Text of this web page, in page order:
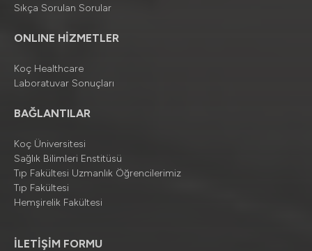
Sıkça Sorulan Sorular
ONLINE HİZMETLER
Koç Healthcare
Laboratuvar Sonuçları
BAĞLANTILAR
Koç Üniversitesi
Sağlık Bilimleri Enstitüsü
Tıp Fakültesi Uzmanlık Öğrencilerimiz
Tıp Fakültesi
Hemşirelik Fakültesi
İLETİŞİM FORMU